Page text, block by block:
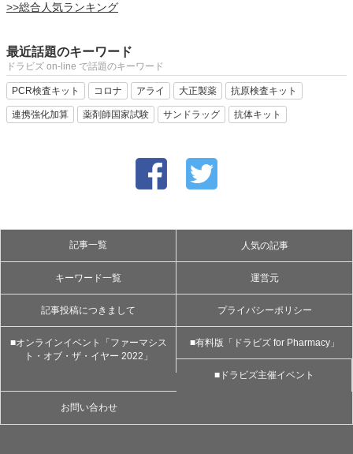
>>総合人気ランキング
最近話題のキーワード
ドラビズ on-line で話題のキーワード
PCR検査キット コロナ アライ 大正製薬 抗原検査キット
連携強化加算 薬剤師国家試験 サンドラッグ 抗体キット
記事一覧 人気の記事
キーワード一覧 運営元
記事投稿につきまして プライバシーポリシー
■オンラインイベント「ファーマシス
ト・オブ・ザ・イヤー 2022」
■有料版「ドラビズ for Pharmacy」
■ドラビズ主催イベント
お問い合わせ